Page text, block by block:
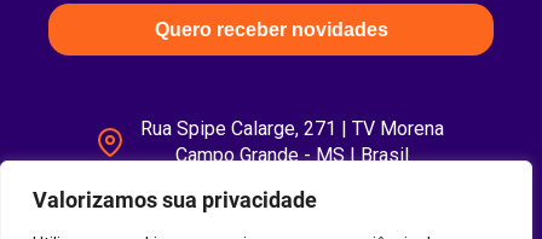
Valorizamos sua privacidade
Quero receber novidades
Rua Spipe Calarge, 271 | TV Morena
Campo Grande - MS | Brasil